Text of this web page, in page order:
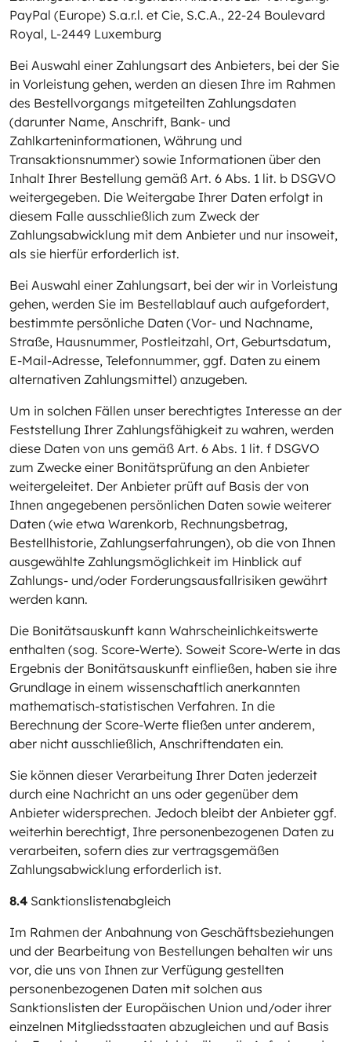
PayPal (Europe) S.a.r.l. et Cie, S.C.A., 22-24 Boulevard
Royal, L-2449 Luxemburg
Bei Auswahl einer Zahlungsart des Anbieters, bei der Sie
in Vorleistung gehen, werden an diesen Ihre im Rahmen
des Bestellvorgangs mitgeteilten Zahlungsdaten
(darunter Name, Anschrift, Bank- und
Zahlkarteninformationen, Währung und
Transaktionsnummer) sowie Informationen über den
Inhalt Ihrer Bestellung gemäß Art. 6 Abs. 1 lit. b DSGVO
weitergegeben. Die Weitergabe Ihrer Daten erfolgt in
diesem Falle ausschließlich zum Zweck der
Zahlungsabwicklung mit dem Anbieter und nur insoweit,
als sie hierfür erforderlich ist.
Bei Auswahl einer Zahlungsart, bei der wir in Vorleistung
gehen, werden Sie im Bestellablauf auch aufgefordert,
bestimmte persönliche Daten (Vor- und Nachname,
Straße, Hausnummer, Postleitzahl, Ort, Geburtsdatum,
E-Mail-Adresse, Telefonnummer, ggf. Daten zu einem
alternativen Zahlungsmittel) anzugeben.
Um in solchen Fällen unser berechtigtes Interesse an der
Feststellung Ihrer Zahlungsfähigkeit zu wahren, werden
diese Daten von uns gemäß Art. 6 Abs. 1 lit. f DSGVO
zum Zwecke einer Bonitätsprüfung an den Anbieter
weitergeleitet. Der Anbieter prüft auf Basis der von
Ihnen angegebenen persönlichen Daten sowie weiterer
Daten (wie etwa Warenkorb, Rechnungsbetrag,
Bestellhistorie, Zahlungserfahrungen), ob die von Ihnen
ausgewählte Zahlungsmöglichkeit im Hinblick auf
Zahlungs- und/oder Forderungsausfallrisiken gewährt
werden kann.
Die Bonitätsauskunft kann Wahrscheinlichkeitswerte
enthalten (sog. Score-Werte). Soweit Score-Werte in das
Ergebnis der Bonitätsauskunft einfließen, haben sie ihre
Grundlage in einem wissenschaftlich anerkannten
mathematisch-statistischen Verfahren. In die
Berechnung der Score-Werte fließen unter anderem,
aber nicht ausschließlich, Anschriftendaten ein.
Sie können dieser Verarbeitung Ihrer Daten jederzeit
durch eine Nachricht an uns oder gegenüber dem
Anbieter widersprechen. Jedoch bleibt der Anbieter ggf.
weiterhin berechtigt, Ihre personenbezogenen Daten zu
verarbeiten, sofern dies zur vertragsgemäßen
Zahlungsabwicklung erforderlich ist.
8.4 Sanktionslistenabgleich
Im Rahmen der Anbahnung von Geschäftsbeziehungen
und der Bearbeitung von Bestellungen behalten wir uns
vor, die uns von Ihnen zur Verfügung gestellten
personenbezogenen Daten mit solchen aus
Sanktionslisten der Europäischen Union und/oder ihrer
einzelnen Mitgliedsstaaten abzugleichen und auf Basis